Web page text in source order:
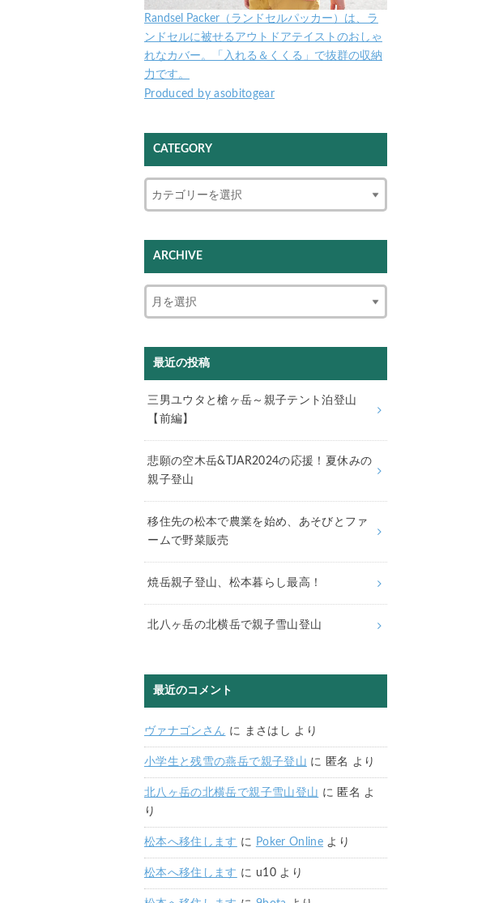
Randsel Packer（ランドセルパッカー）は、ラ
ンドセルに被せるアウトドアテイストのおしゃ
れなカバー。「入れる＆くくる」で抜群の収納
力です。
Produced by asobitogear
CATEGORY
ARCHIVE
最近の投稿
三男ユウタと槍ヶ岳～親子テント泊登山
【前編】
悲願の空木岳&TJAR2024の応援！夏休みの
親子登山
移住先の松本で農業を始め、あそびとファ
ームで野菜販売
焼岳親子登山、松本暮らし最高！
北八ヶ岳の北横岳で親子雪山登山
最近のコメント
ヴァナゴンさん に まさはし より
小学生と残雪の燕岳で親子登山 に 匿名 より
北八ヶ岳の北横岳で親子雪山登山 に 匿名 よ
り
松本へ移住します に Poker Online より
松本へ移住します に u10より